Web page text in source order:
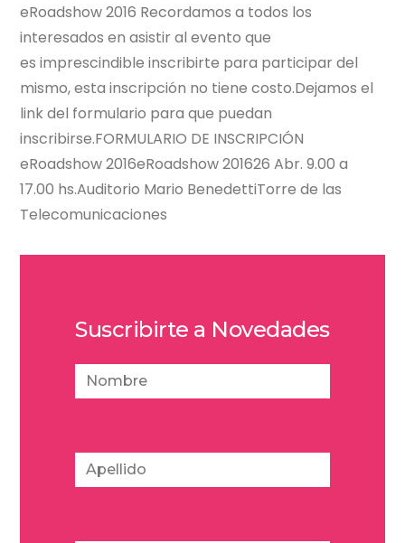
eRoadshow 2016 Recordamos a todos los
interesados en asistir al evento que
es imprescindible inscribirte para participar del
mismo, esta inscripción no tiene costo.Dejamos el
link del formulario para que puedan
inscribirse.FORMULARIO DE INSCRIPCIÓN
eRoadshow 2016eRoadshow 201626 Abr. 9.00 a
17.00 hs.Auditorio Mario BenedettiTorre de las
Telecomunicaciones
Suscribirte a Novedades